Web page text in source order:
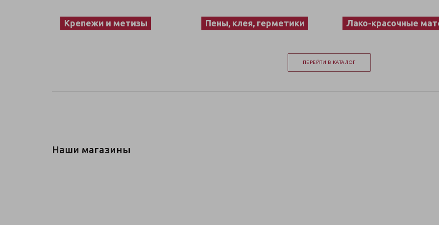
Крепежи и метизы Пены, клея, герметики Лако-красочные
ПЕРЕЙТИ В КАТАЛОГ
Наши магазины